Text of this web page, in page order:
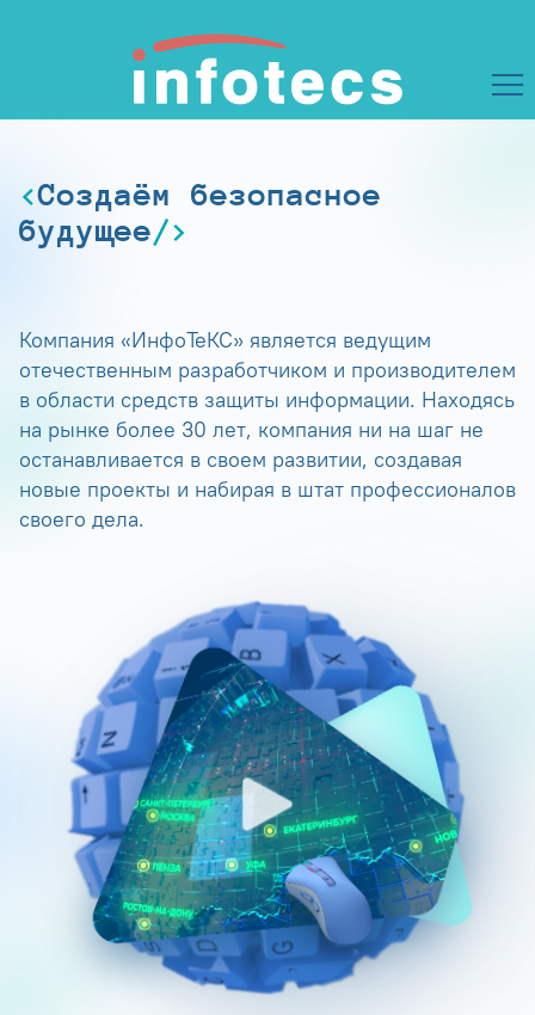
Создаём безопасное
будущее
Компания «ИнфоТеКС» является ведущим
отечественным разработчиком и производителем
в области средств защиты информации. Находясь
на рынке более 30 лет, компания ни на шаг не
останавливается в своем развитии, создавая
новые проекты и набирая в штат профессионалов
своего дела.